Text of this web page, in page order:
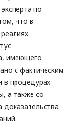
по
что в
имеющего
с фактическим
в процедурах
а также со
доказательства